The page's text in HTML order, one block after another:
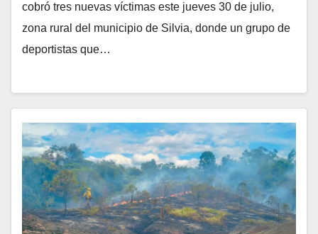
cobró tres nuevas víctimas este jueves 30 de julio,
zona rural del municipio de Silvia, donde un grupo de
deportistas que…